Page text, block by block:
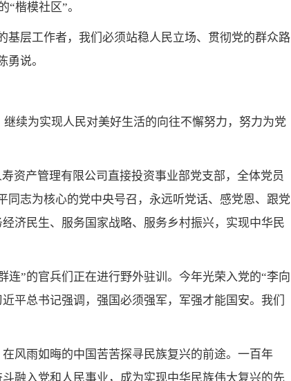
楷模社区”。
基层工作者，我们必须站稳人民立场、贯彻党的群众路
说。
续为实现人民对美好生活的向往不懈努力，努力为党
资产管理有限公司直接投资事业部党支部，全体党员
同志为核心的党中央号召，永远听党话、感党恩、跟党
济民生、服务国家战略、服务乡村振兴，实现中华民
”的官兵们正在进行野外驻训。今年光荣入党的“李向
平总书记强调，强国必须强军，军强才能国安。我们
风雨如晦的中国苦苦探寻民族复兴的前途。一百年
融入党和人民事业，成为实现中华民族伟大复兴的先